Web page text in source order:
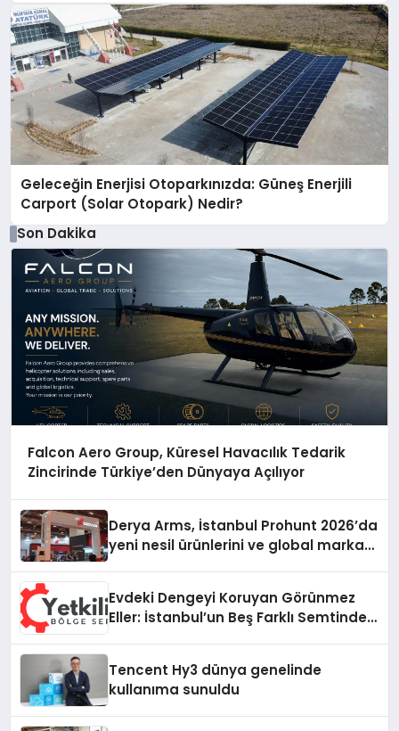
Geleceğin Enerjisi Otoparkınızda: Güneş Enerjili
Carport (Solar Otopark) Nedir?
Son Dakika
Falcon Aero Group, Küresel Havacılık Tedarik
Zincirinde Türkiye’den Dünyaya Açılıyor
Derya Arms, İstanbul Prohunt 2026’da
yeni nesil ürünlerini ve global marka
Evdeki Dengeyi Koruyan Görünmez
Eller: İstanbul’un Beş Farklı Semtinde
Tencent Hy3 dünya genelinde
kullanıma sunuldu